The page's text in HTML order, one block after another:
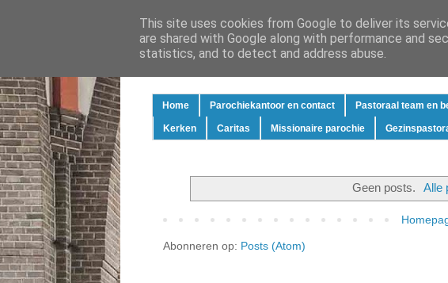
Home Parochiekantoor en contact Pastoraal team en
Kerken Caritas Missionaire parochie
Geen posts. Alle
Abonneren op: Posts (Atom)
This site uses cookies from Google to deliver its
are shared with Google along with performance and
statistics, and to detect and address abuse.